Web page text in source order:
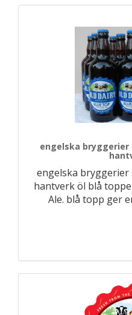
engelska bryggerier
engelska bryggerier
hantverk öl blå
Ale. blå topp ger